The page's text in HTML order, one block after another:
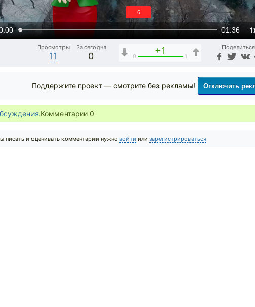
01:36
5
Просмотры
11
За сегодня
0
+1
0 1
Поделиться
Поддержите проект — смотрите без рекламы! Отключить
Комментарии 0
писать и оценивать комментарии нужно войти или зарегистрироваться